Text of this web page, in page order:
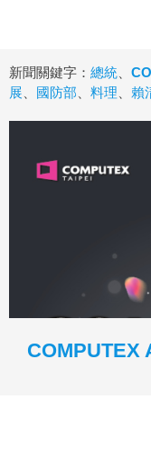
新聞關鍵字： 總統
展
國防部 料理 賴
COMPUTEX